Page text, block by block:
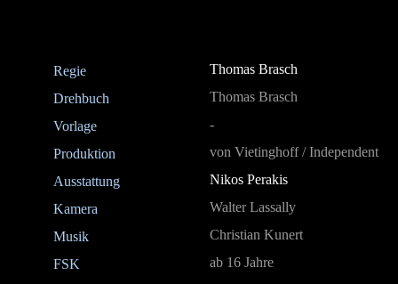
Regie
Thomas Brasch
Drehbuch
Thomas Brasch
Vorlage
-
Produktion
von Vietinghoff / Independent
Ausstattung
Nikos Perakis
Kamera
Walter Lassally
Musik
Christian Kunert
FSK
ab 16 Jahre